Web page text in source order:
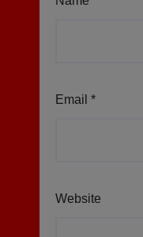
Email *
Website